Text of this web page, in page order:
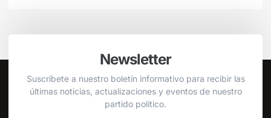
Newsletter
Suscríbete a nuestro boletín informativo para recibir las
últimas noticias, actualizaciones y eventos de nuestro
partido político.